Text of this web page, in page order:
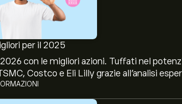
per il 2025
2026 con le migliori azioni. Tuffati nel
Costco e Eli Lilly grazie all’analisi